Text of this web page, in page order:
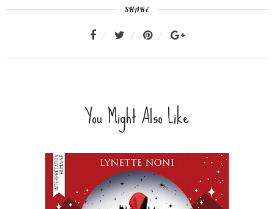
SHARE
You Might Also Like